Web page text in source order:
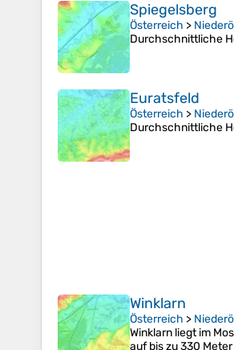
Spiegelsberg
Österreich >
Durchschnittliche
Euratsfeld
Österreich >
Durchschnittliche
Winklarn
Österreich >
Winklarn liegt im
auf bis zu 330 Meter